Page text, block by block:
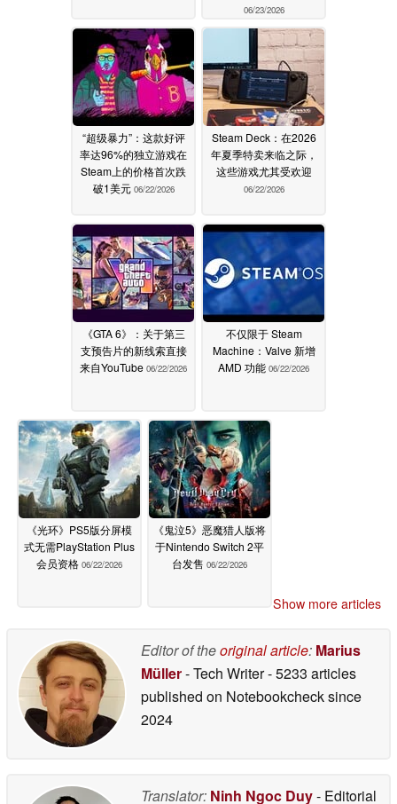
06/23/2026
“超级暴力”：这款好评
率达96%的独立游戏在
Steam上的价格首次跌
破1美元 06/22/2026
Steam Deck：在2026
年夏季特卖来临之际，
这些游戏尤其受欢迎
06/22/2026
《GTA 6》：关于第三
支预告片的新线索直接
来自YouTube 06/22/2026
不仅限于 Steam
Machine：Valve 新增
AMD 功能 06/22/2026
《光环》PS5版分屏模
式无需PlayStation Plus
会员资格 06/22/2026
《鬼泣5》恶魔猎人版将
于Nintendo Switch 2平
台发售 06/22/2026
Show more articles
Editor of theoriginal article: Marius
Müller- Tech Writer- 5233 articles
published on Notebookchecksince
2024
Translator: Ninh Ngoc Duy- Editorial